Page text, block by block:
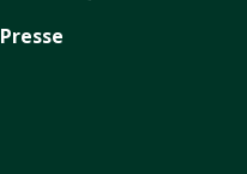
Presse